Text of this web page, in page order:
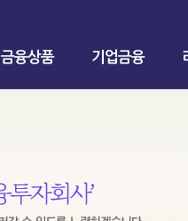
금융상품 기업금융